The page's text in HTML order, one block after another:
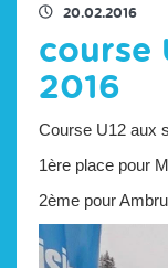
20.02.2016
course
2016
Course U12 aux
1ère place pour
2ème pour